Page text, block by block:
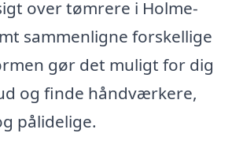
over tømrere i Holme-
sammenligne forskellige
gør det muligt for dig
og finde håndværkere,
pålidelige.